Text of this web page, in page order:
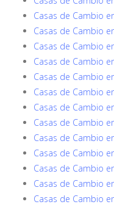
Casas de Cambio
Casas de Cambio
Casas de Cambio
Casas de Cambio
Casas de Cambio
Casas de Cambio
Casas de Cambio
Casas de Cambio
Casas de Cambio
Casas de Cambio
Casas de Cambio
Casas de Cambio
Casas de Cambio